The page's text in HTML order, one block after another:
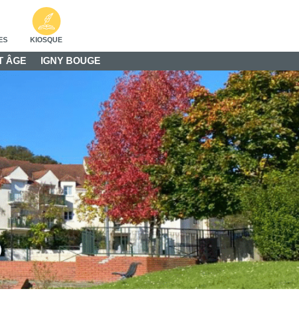
KIOSQUE
ÂGE IGNY BOUGE